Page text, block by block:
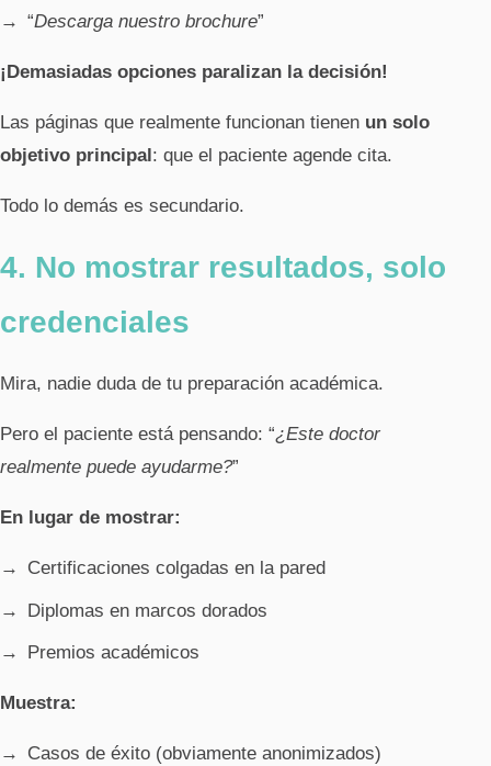
“Descarga nuestro brochure”
¡Demasiadas opciones paralizan la decisión!
Las páginas que realmente funcionan tienen un solo
objetivo principal : que el paciente agende cita.
Todo lo demás es secundario.
4. No mostrar resultados, solo
credenciales
Mira, nadie duda de tu preparación académica.
Pero el paciente está pensando: “¿Este doctor
realmente puede ayudarme?”
En lugar de mostrar:
Certificaciones colgadas en la pared
Diplomas en marcos dorados
Premios académicos
Muestra:
Casos de éxito (obviamente anonimizados)